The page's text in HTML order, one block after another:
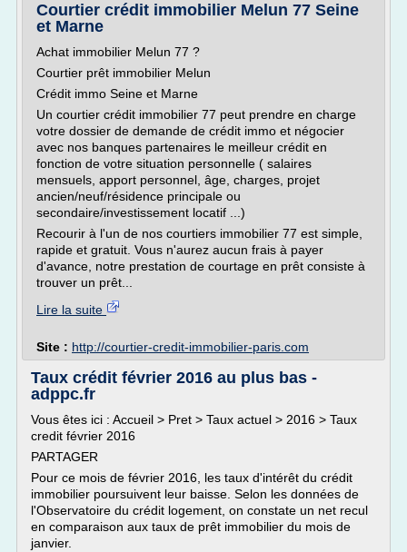
Courtier crédit immobilier Melun 77 Seine
et Marne
Achat immobilier Melun 77 ?
Courtier prêt immobilier Melun
Crédit immo Seine et Marne
Un courtier crédit immobilier 77 peut prendre en charge
votre dossier de demande de crédit immo et négocier
avec nos banques partenaires le meilleur crédit en
fonction de votre situation personnelle ( salaires
mensuels, apport personnel, âge, charges, projet
ancien/neuf/résidence principale ou
secondaire/investissement locatif ...)
Recourir à l'un de nos courtiers immobilier 77 est simple,
rapide et gratuit. Vous n'aurez aucun frais à payer
d'avance, notre prestation de courtage en prêt consiste à
trouver un prêt...
Lire la suite
Site : http://courtier-credit-immobilier-paris.com
Taux crédit février 2016 au plus bas -
adppc.fr
Vous êtes ici : Accueil > Pret > Taux actuel > 2016 > Taux
credit février 2016
PARTAGER
Pour ce mois de février 2016, les taux d'intérêt du crédit
immobilier poursuivent leur baisse. Selon les données de
l'Observatoire du crédit logement, on constate un net recul
en comparaison aux taux de prêt immobilier du mois de
janvier.